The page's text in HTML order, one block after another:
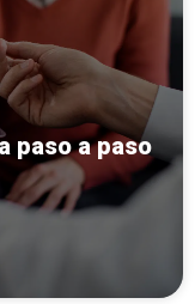
paso a paso